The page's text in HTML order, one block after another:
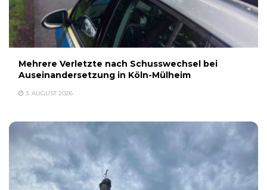
Mehrere Verletzte nach Schusswechsel bei
Auseinandersetzung in Köln-Mülheim
3. AUGUST 2026